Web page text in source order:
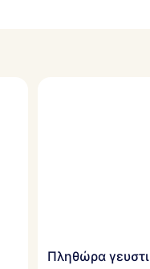
Πληθώρα